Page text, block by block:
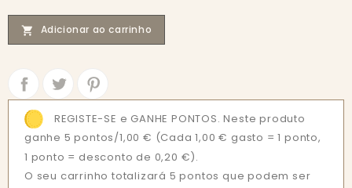
 Adicionar ao carrinho
REGISTE-SE e GANHE PONTOS. Neste produto
ganhe 5 pontos/1,00 € (Cada 1,00 € gasto = 1 ponto,
1 ponto = desconto de 0,20 €).
O seu carrinho totalizará 5 pontos que podem ser